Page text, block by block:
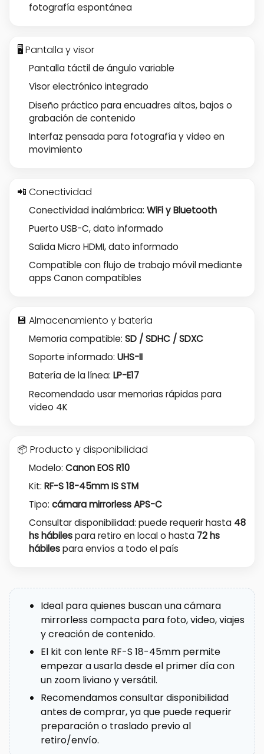
fotografía espontánea
🖥️ Pantalla y visor
Pantalla táctil de ángulo variable
Visor electrónico integrado
Diseño práctico para encuadres altos, bajos o
grabación de contenido
Interfaz pensada para fotografía y video en
movimiento
📲 Conectividad
Conectividad inalámbrica: WiFi y Bluetooth
Puerto USB-C, dato informado
Salida Micro HDMI, dato informado
Compatible con flujo de trabajo móvil mediante
apps Canon compatibles
💾 Almacenamiento y batería
Memoria compatible: SD / SDHC / SDXC
Soporte informado: UHS-II
Batería de la línea: LP-E17
Recomendado usar memorias rápidas para
video 4K
📦 Producto y disponibilidad
Modelo: Canon EOS R10
Kit: RF-S 18-45mm IS STM
Tipo: cámara mirrorless APS-C
Consultar disponibilidad: puede requerir hasta 48
hs hábilespara retiro en local o hasta 72 hs
hábilespara envíos a todo el país
Ideal para quienes buscan una cámara
mirrorless compacta para foto, video, viajes
y creación de contenido.
El kit con lente RF-S 18-45mm permite
empezar a usarla desde el primer día con
un zoom liviano y versátil.
Recomendamos consultar disponibilidad
antes de comprar, ya que puede requerir
preparación o traslado previo al
retiro/envío.